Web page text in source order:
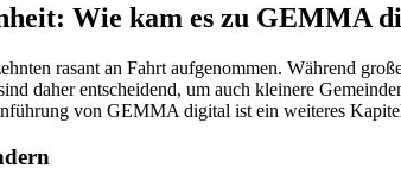
Wie kam es zu GEMMA
rasant an Fahrt aufgenommen. Während
daher entscheidend, um auch kleinere
von GEMMA digital ist ein weiteres